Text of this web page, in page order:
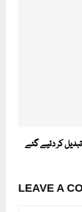
کر دئیے گئے
LEAVE A